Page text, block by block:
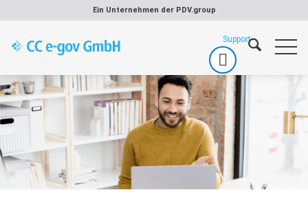
Inhalt
springen
Ein Unternehmen der PDV.group